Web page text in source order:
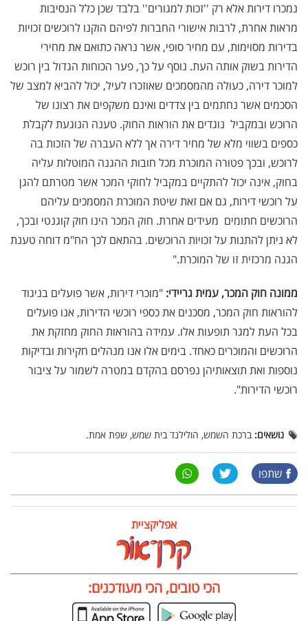
נמכרו דירות אלא רק ''זכות למגורים'' בלבד שכן כלל הנסיבות
מראות אחרת, לרבות אישורי החברות לפיהם הוקנו לרוכשים זכויות
בדירות מסוימות, עם מחיר סופי, אשר נראה כתואם את מחירי
הדירות בשוק אותה העת. נוסף על כך, פער הכוחות הגדול בין רוכש
למוכר דירה, כעולה מהמסמכים שאוזכרו לעיל, יכול להביא למצב של
הסכמים אשר נחתמים בין צדדים ואינם משקפים את רצונו של
הרוכש ובמקביל  נוגדים את הוראות החוק. טענה הנוגעת לקבלת
כספים בשווי מלא של מחיר דירה אך ללא העברה של הזכות בה
לרוכש, ובכך פטורה המוכרת מכל חובות ההגנה המוטלות עליה
בחוק, אינה יכול להתקיים במקביל לחוקי המכר אשר מטרתם להגן
על רוכשי דירות, גם אם זאת שיטת המוכרת המסמכים עליהם
הרוכשים חתומים  מעידים אחרת. חוק המכר הינו חוק קוגנטי ובכך,
לא ניתן להתנות על זכויות הרוכשים. בהתאם לכך הח"מ דוחה טענת
הגנה מרכזית זו של המוכרת."
ממונה חוק המכר, עמית גריידי: "מוכרי דירות, אשר פועלים בניגוד
להוראות חוק המכר, מסכנים את כספי רוכשי הדירות, אנו פועלים
בכל העת למגר תופעות אלו. עמידה בהוראות החוק מחזקת את
הרוכשים והמוכרים כאחד. בימים אלו אנו מנהלים חקירות ובדיקות
נוספות ואת תוצאותיהן נפרסם בהקדם במטרה לשמור על ציבור
רוכשי הדירות".
נושאים: ברכת השמש, הולילנד בית שמש, שפת אמת.
שתפו
אפליקציית
הכי טובים, הכי מעודכנים: